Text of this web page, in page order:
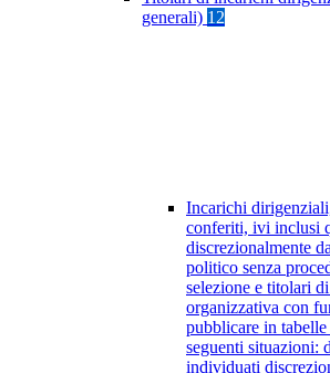
generali) 12
Incarichi
conferiti, ivi inclusi
discrezionalmente
politico senza
selezione e titolari
organizzativa con
pubblicare in
seguenti situazioni:
individuati